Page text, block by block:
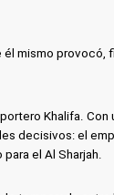
mismo provocó,
Khalifa. Con
decisivos: el
el Al Sharjah.